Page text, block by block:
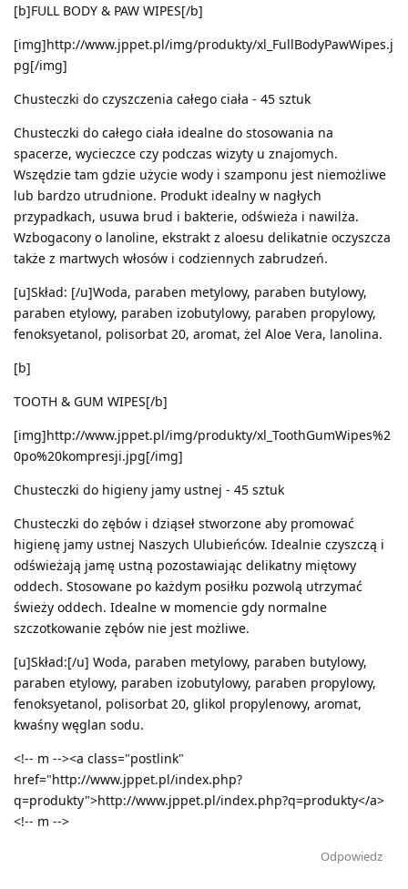
[b]FULL BODY & PAW WIPES[/b]
[img]http://www.jppet.pl/img/produkty/xl_FullBodyPawWipes.j
pg[/img]
Chusteczki do czyszczenia całego ciała - 45 sztuk
Chusteczki do całego ciała idealne do stosowania na
spacerze, wycieczce czy podczas wizyty u znajomych.
Wszędzie tam gdzie użycie wody i szamponu jest niemożliwe
lub bardzo utrudnione. Produkt idealny w nagłych
przypadkach, usuwa brud i bakterie, odświeża i nawilża.
Wzbogacony o lanoline, ekstrakt z aloesu delikatnie oczyszcza
także z martwych włosów i codziennych zabrudzeń.
[u]Skład: [/u]Woda, paraben metylowy, paraben butylowy,
paraben etylowy, paraben izobutylowy, paraben propylowy,
fenoksyetanol, polisorbat 20, aromat, żel Aloe Vera, lanolina.
[b]
TOOTH & GUM WIPES[/b]
[img]http://www.jppet.pl/img/produkty/xl_ToothGumWipes%2
0po%20kompresji.jpg[/img]
Chusteczki do higieny jamy ustnej - 45 sztuk
Chusteczki do zębów i dziąseł stworzone aby promować
higienę jamy ustnej Naszych Ulubieńców. Idealnie czyszczą i
odświeżają jamę ustną pozostawiając delikatny miętowy
oddech. Stosowane po każdym posiłku pozwolą utrzymać
świeży oddech. Idealne w momencie gdy normalne
szczotkowanie zębów nie jest możliwe.
[u]Skład:[/u] Woda, paraben metylowy, paraben butylowy,
paraben etylowy, paraben izobutylowy, paraben propylowy,
fenoksyetanol, polisorbat 20, glikol propylenowy, aromat,
kwaśny węglan sodu.
<!-- m --><a class="postlink"
href="http://www.jppet.pl/index.php?
q=produkty">http://www.jppet.pl/index.php?q=produkty</a>
<!-- m -->
Odpowiedz